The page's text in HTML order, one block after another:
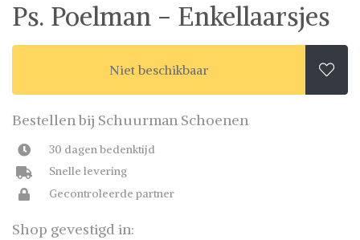
Ps. Poelman - Enkellaarsjes
Niet beschikbaar 
Bestellen bij Schuurman Schoenen
30 dagen bedenktijd
Snelle levering
Gecontroleerde partner
Shop gevestigd in: